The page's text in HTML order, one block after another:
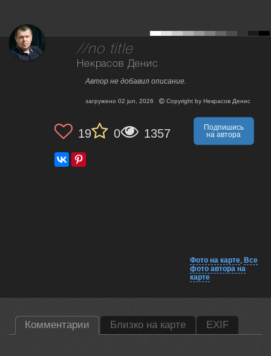
//no title
Некрасов Денис
Автор не добавил описание.
загружено 02 jun, 2026 Copyright by Некрасов Денис
19 0 1357
Подпишись
на автора
Фото на карте, Все
фото автора на
карте
Комментарии Близко на карте EXIF